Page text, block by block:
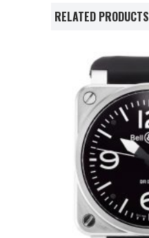
RELATED PRODUCTS